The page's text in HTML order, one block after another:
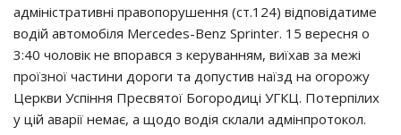
адміністративні правопорушення (ст.124) відповідатиме
водій автомобіля Mercedes-Benz Sprinter. 15 вересня о
3:40 чоловік не впорався з керуванням, виїхав за межі
проїзної частини дороги та допустив наїзд на огорожу
Церкви Успіння Пресвятої Богородиці УГКЦ. Потерпілих
у цій аварії немає, а щодо водія склали адмінпротокол.